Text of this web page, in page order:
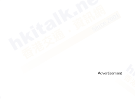
Advertisement